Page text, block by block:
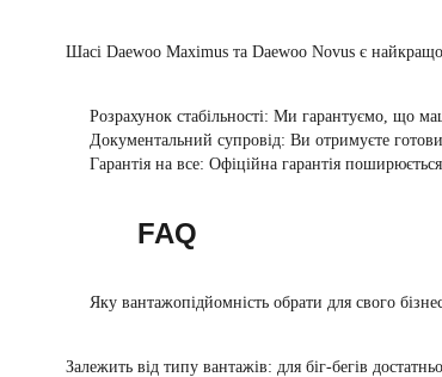
Шасі Daewoo Maximus та Daewoo Novus є
Розрахунок стабільності: Ми гарантуємо, що
Документальний супровід: Ви отримуєте
Гарантія на все: Офіційна гарантія
FAQ
Яку вантажопідйомність обрати для свого
Залежить від типу вантажів: для біг-бегів